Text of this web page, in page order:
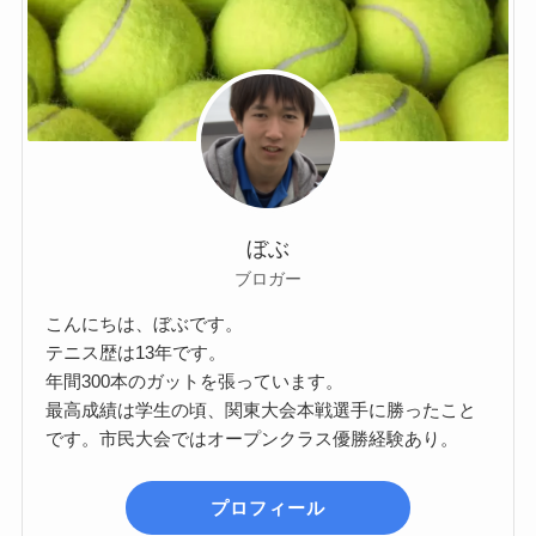
ぼぶ
ブロガー
こんにちは、ぼぶです。
テニス歴は13年です。
年間300本のガットを張っています。
最高成績は学生の頃、関東大会本戦選手に勝ったこと
です。市民大会ではオープンクラス優勝経験あり。
プロフィール